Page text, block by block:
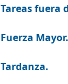
Tareas fuera
Fuerza Mayor.
Tardanza.